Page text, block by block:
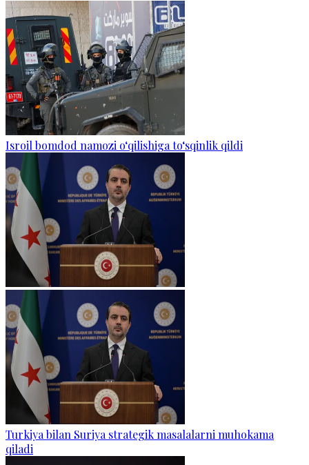
Isroil bomdod namozi o‘qilishiga to‘sqinlik qildi
Turkiya bilan Suriya strategik masalalarni muhokama
qiladi